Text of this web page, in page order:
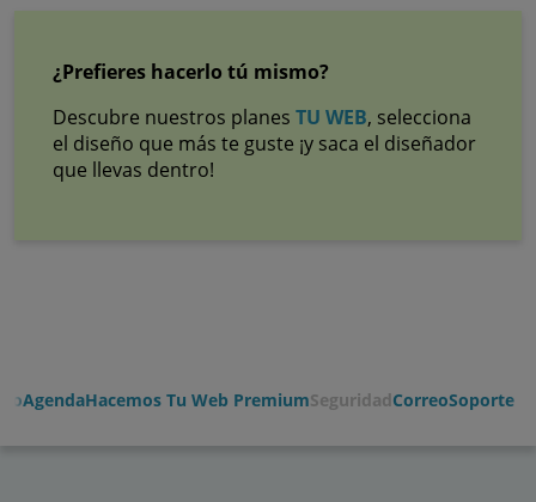
¿Prefieres hacerlo tú mismo?
Descubre nuestros planes TU WEB, selecciona
el diseño que más te guste ¡y saca el diseñador
que llevas dentro!
AgendaHacemos Tu Web PremiumSeguridadCorreoSoporte